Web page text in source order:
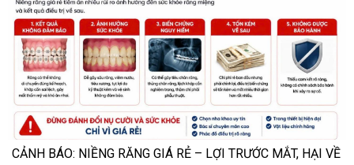
CẢNH BÁO: NIỀNG RĂNG GIÁ RẺ – LỢI TRƯỚC MẮT, HẠI VỀ